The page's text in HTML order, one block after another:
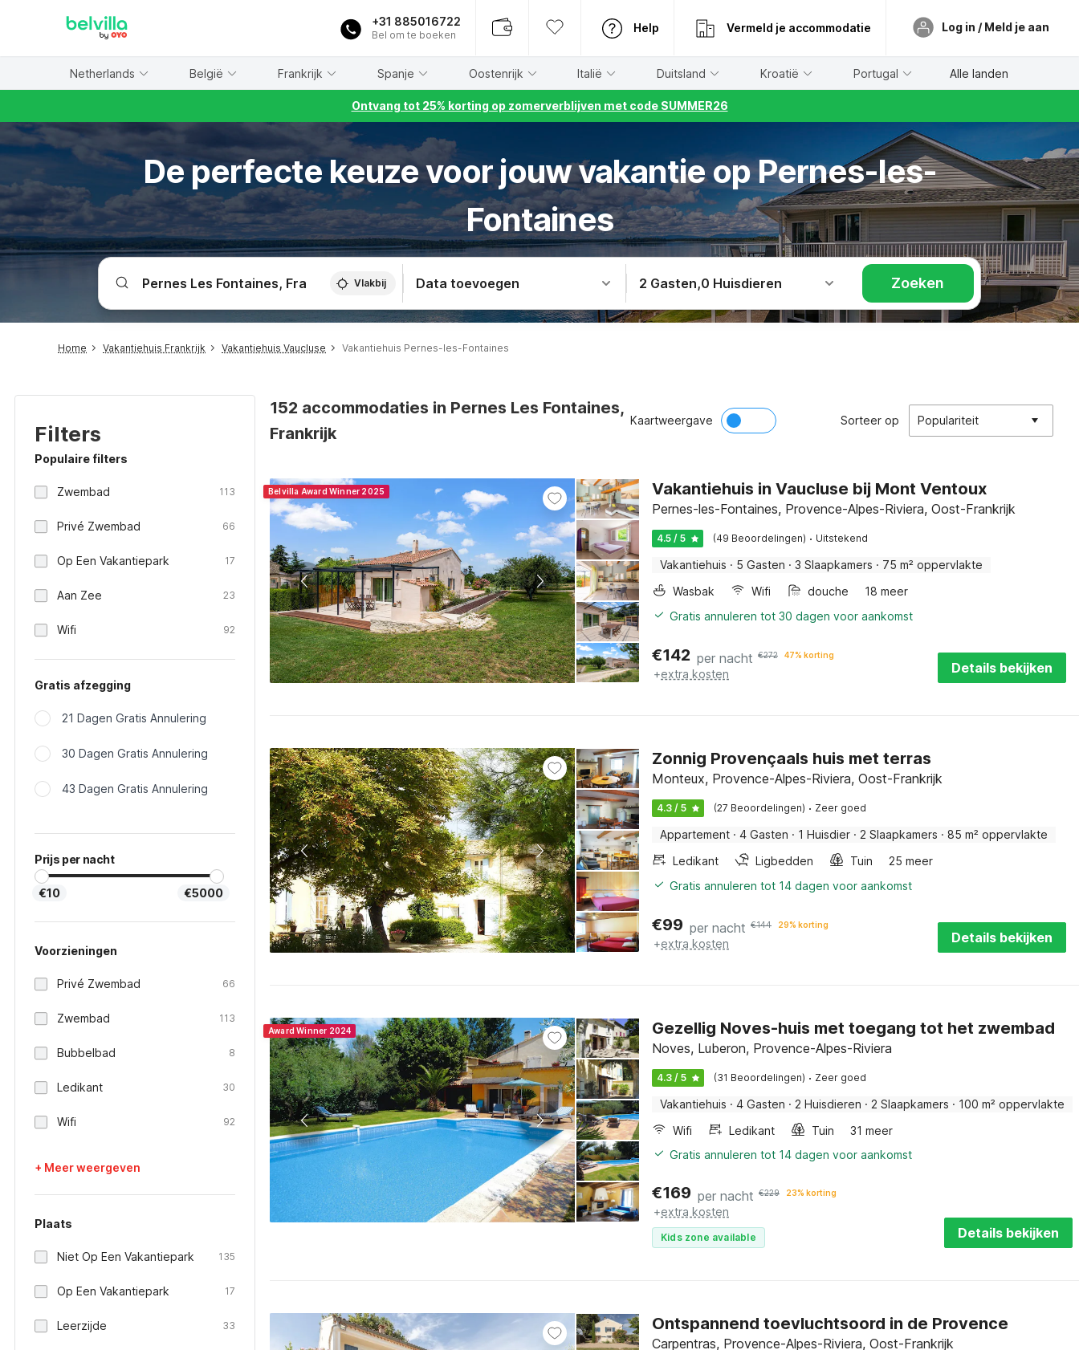
+31 885016722
Bel om te boeken
Help Vermeld je accommodatie Log in / Meld je aan
Netherlands België Frankrijk Spanje Oostenrijk Italië Duitsland Kroatië Portugal Alle landen
Ontvang tot 25% korting op zomerverblijven met code SUMMER26
De perfecte keuze voor jouw vakantie op Pernes-les-
Fontaines
Vlakbij Data toevoegen 2 Gasten,0 Huisdieren Zoeken
Home Vakantiehuis Frankrijk Vakantiehuis Vaucluse Vakantiehuis Pernes-les-Fontaines
Filters
Populaire filters
Zwembad 113
Privé Zwembad 66
Op Een Vakantiepark 17
Aan Zee 23
Wifi 92
Gratis afzegging
21 Dagen Gratis Annulering
30 Dagen Gratis Annulering
43 Dagen Gratis Annulering
Prijs per nacht
€10 €5000
Voorzieningen
Privé Zwembad 66
Zwembad 113
Bubbelbad 8
Ledikant 30
Wifi 92
+ Meer weergeven
Plaats
Niet Op Een Vakantiepark 135
Op Een Vakantiepark 17
Leerzijde 33
152 accommodaties in Pernes Les Fontaines,
Frankrijk
Kaartweergave Sorteer op Populariteit
Belvilla Award Winner 2025 Vakantiehuis in Vaucluse bij Mont Ventoux
Pernes-les-Fontaines, Provence-Alpes-Riviera, Oost-Frankrijk
4.5 / 5 (49 Beoordelingen) · Uitstekend
Vakantiehuis · 5 Gasten · 3 Slaapkamers · 75 m² oppervlakte
Wasbak
Wifi douche
18 meer
Gratis annuleren tot 30 dagen voor aankomst
€142 per nacht €272 47% korting
+extra kosten Details bekijken
Zonnig Provençaals huis met terras
Monteux, Provence-Alpes-Riviera, Oost-Frankrijk
4.3 / 5 (27 Beoordelingen) · Zeer goed
Appartement · 4 Gasten · 1 Huisdier · 2 Slaapkamers · 85 m² oppervlakte
Ledikant
Ligbedden Tuin
25 meer
Gratis annuleren tot 14 dagen voor aankomst
€99 per nacht €144 29% korting
+extra kosten Details bekijken
Award Winner 2024 Gezellig Noves-huis met toegang tot het zwembad
Noves, Luberon, Provence-Alpes-Riviera
4.3 / 5 (31 Beoordelingen) · Zeer goed
Vakantiehuis · 4 Gasten · 2 Huisdieren · 2 Slaapkamers · 100 m² oppervlakte
Wifi
Ledikant Tuin
31 meer
Gratis annuleren tot 14 dagen voor aankomst
€169 per nacht €229 23% korting
+extra kosten
Kids zone available Details bekijken
Ontspannend toevluchtsoord in de Provence
Carpentras, Provence-Alpes-Riviera, Oost-Frankrijk